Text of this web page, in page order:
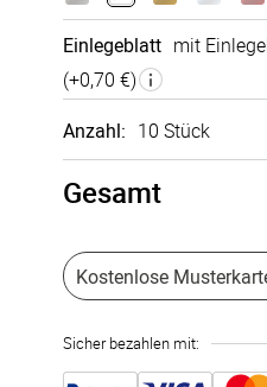
Recycling-
Papier
300g/m²
+0,25 €
Einlegeblatt mit
(+0,70 €)
Anzahl: 10 Stück
Musterkarte
10 Stück
15 Stück
Gesamt
Kostenlose
Sicher bezahlen mit: